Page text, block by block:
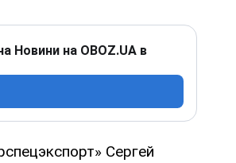
Новини на OBOZ.UA в
Сергей